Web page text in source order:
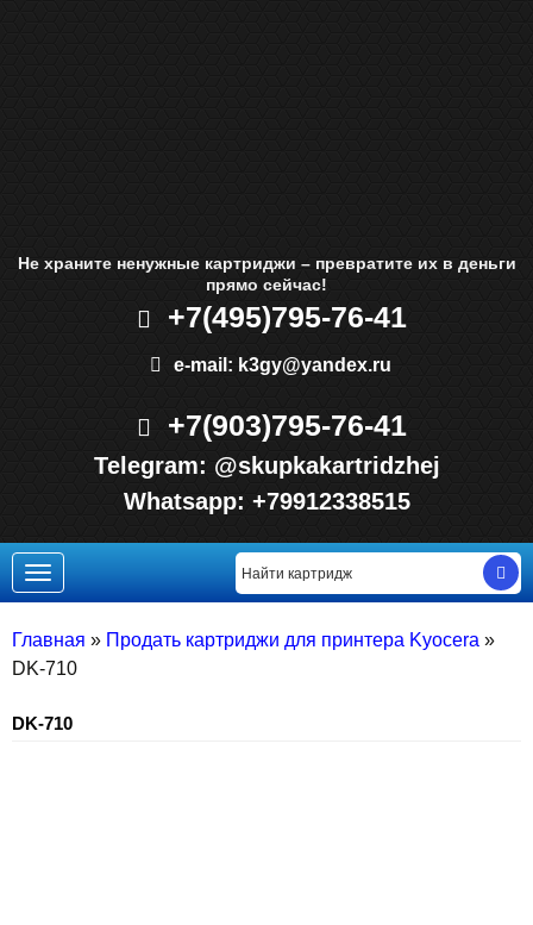
Не храните ненужные картриджи – превратите их в деньги
прямо сейчас!
+7(495)795-76-41
e-mail: k3gy@yandex.ru
+7(903)795-76-41
Telegram: @skupkakartridzhej
Whatsapp: +79912338515
Toggle
navigation
Главная » Продать картриджи для принтера Kyocera »
DK-710
DK-710